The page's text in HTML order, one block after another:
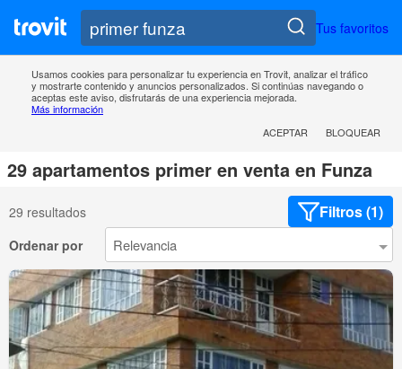
Tus favoritos
Usamos cookies para personalizar tu experiencia en Trovit, analizar el tráfico
y mostrarte contenido y anuncios personalizados. Si continúas navegando o
aceptas este aviso, disfrutarás de una experiencia mejorada.
Más información
ACEPTAR
BLOQUEAR
29 apartamentos primer en venta en Funza
29 resultados Filtros (1)
Ordenar por